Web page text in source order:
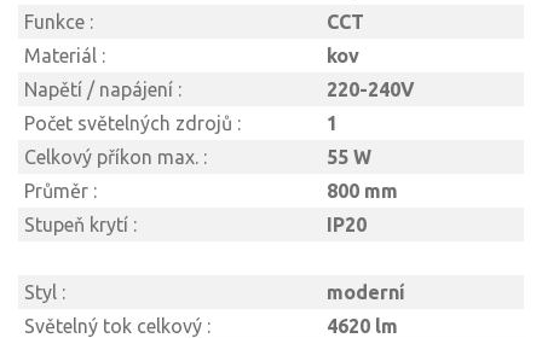
Funkce :
CCT
Materiál :
kov
Napětí / napájení :
220-240V
Počet světelných zdrojů :
1
Celkový příkon max. :
55 W
Průměr :
800 mm
Stupeň krytí :
IP20
Styl :
moderní
Světelný tok celkový :
4620 lm